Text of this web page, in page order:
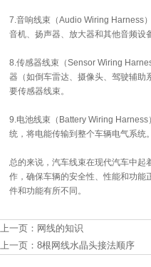
7.音响线束（Audio Wiring Harness
音机、扬声器、放大器和其他音频设
8.传感器线束（Sensor Wiring
器（如倒车雷达、摄像头、驾驶辅助
要传感器线束。
9.电池线束（Battery Wiring
统，将电能传输到整个车辆电气系统。
总的来说，汽车线束在现代汽车中起
作，确保车辆的安全性、性能和功能
件和功能有所不同。
上一页： 网线的知识
上一页： 8根网线水晶头接法顺序